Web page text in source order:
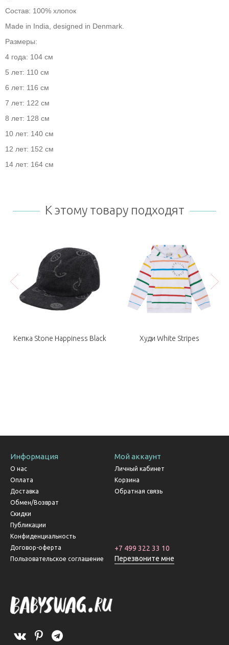
Состав: 100% хлопок
Made in India, designed in Denmark.
Размеры:
4 года: 104 см
5 лет: 110 см
6 лет: 116 см
7 лет: 122 см
8 лет: 128 см
10 лет: 140 см
12 лет: 152 см
14 лет: 164 см
К этому товару подходят
Кепка Stone Happiness Black Худи White Stripes
Информация
О нас
Оплата
Доставка
Обмен/Возврат
Скидки
Публикации
Конфиденциальность
Договор-оферта
Пользовательское соглашение
Мой аккаунт
Личный кабинет
Корзина
Обратная связь
+7 499 322 33 10
Перезвоните мне